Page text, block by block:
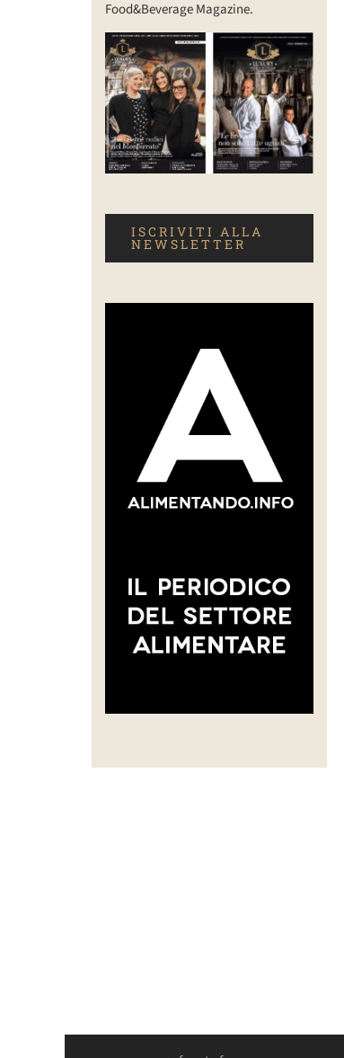
Food&Beverage Magazine.
ISCRIVITI ALLA
NEWSLETTER